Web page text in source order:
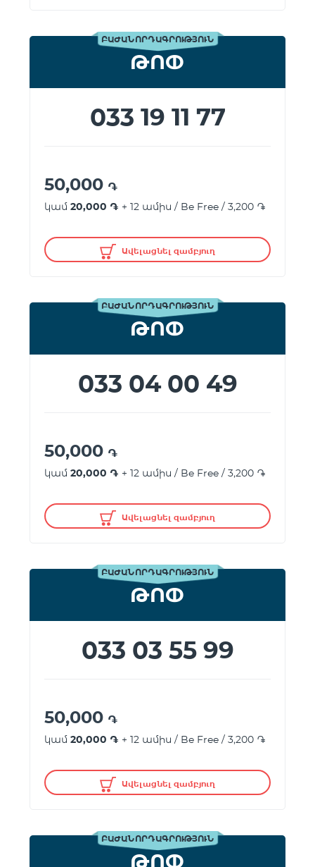
ԲԱԺԱՆՈՐԴԱԳՐՈՒԹՅՈՒՆ
ԹՈՓ
033 19 11 77
50,000 ֏
կամ 20,000 ֏ + 12 ամիս / Be Free / 3,200 ֏
Ավելացնել զամբյուղ
ԲԱԺԱՆՈՐԴԱԳՐՈՒԹՅՈՒՆ
ԹՈՓ
033 04 00 49
50,000 ֏
կամ 20,000 ֏ + 12 ամիս / Be Free / 3,200 ֏
Ավելացնել զամբյուղ
ԲԱԺԱՆՈՐԴԱԳՐՈՒԹՅՈՒՆ
ԹՈՓ
033 03 55 99
50,000 ֏
կամ 20,000 ֏ + 12 ամիս / Be Free / 3,200 ֏
Ավելացնել զամբյուղ
ԲԱԺԱՆՈՐԴԱԳՐՈՒԹՅՈՒՆ
ԹՈՓ